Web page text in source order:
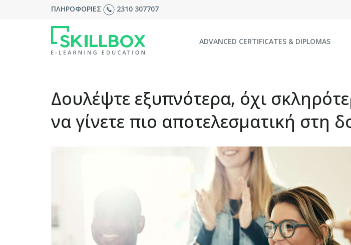
ΠΛΗΡΟΦΟΡΙΕΣ 2310 307707
ADVANCED CERTIFICATES & DIPLOMAS
Δουλέψτε εξυπνότερα, όχι
να γίνετε πιο αποτελεσματική στη